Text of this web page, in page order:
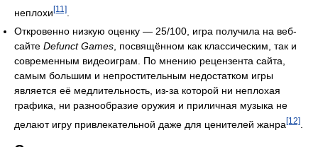
неплохи[11]
Откровенно низкую оценку — 25/100, игра получила на веб-
сайте Defunct Games, посвящённом как классическим, так и
современным видеоиграм. По мнению рецензента сайта,
самым большим и непростительным недостатком игры
является её медлительность, из-за которой ни неплохая
графика, ни разнообразие оружия и приличная музыка не
делают игру привлекательной даже для ценителей жанра [12]